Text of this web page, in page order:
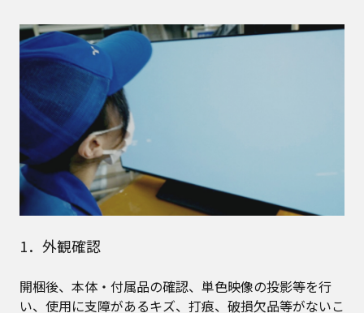
1．外観確認
開梱後、本体・付属品の確認、単色映像の投影等を行
い、使用に支障があるキズ、打痕、破損欠品等がないこ